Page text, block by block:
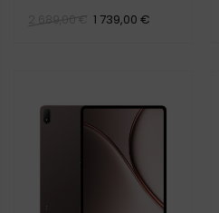
2 689,00 € 1 739,00 €